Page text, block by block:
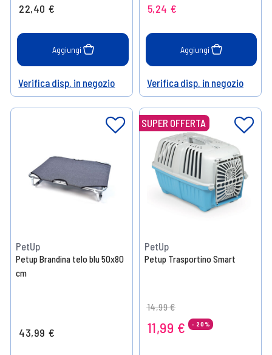
22,40 €
Aggiungi
Help
Verifica disp. in negozio
5,24 €
Aggiungi
Help
Verifica disp. in negozio
PetUp
Petup Brandina telo blu 50x80
cm
43,99 €
SUPER OFFERTA
PetUp
Petup Trasportino Smart
Price reduced from
14,99 €to
11,99 € - 20%